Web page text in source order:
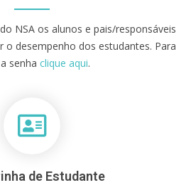
NSA os alunos e pais/responsáveis
o desempenho dos estudantes. Para
senha clique aqui.
de Estudante